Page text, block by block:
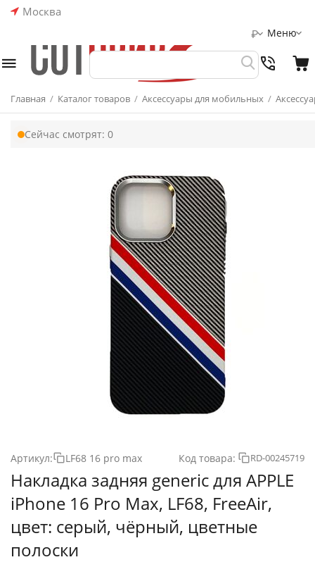
Москва
Меню
₽
Главная / Каталог товаров / Аксессуары для мобильных /
Сейчас смотрят: 0
Артикул: LF68 16 pro max Код товара: RD-00245719
Накладка задняя generic для APPLE
iPhone 16 Pro Max, LF68, FreeAir,
цвет: серый, чёрный, цветные
полоски